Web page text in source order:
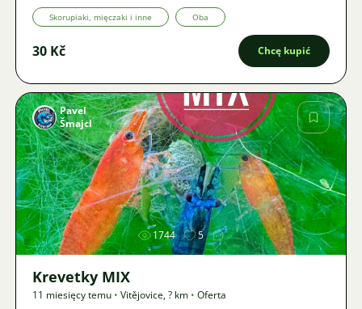
Skorupiaki, mięczaki i inne Oba
30 Kč Chcę kupić
Zdjęcie
Pavel
Šmajcl
1744 5
Krevetky MIX
11 miesięcy temu • Vitějovice,? km • Oferta